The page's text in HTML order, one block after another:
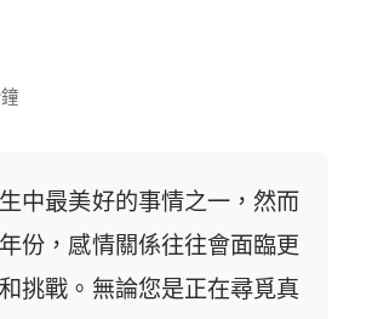
中最美好的事情之一，然而
份，感情關係往往會面臨更
挑戰。無論您是正在尋覓真